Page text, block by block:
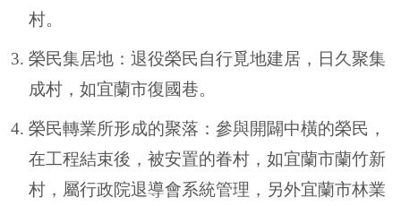
村。
榮民集居地：退役榮民自行覓地建居，日久聚集
成村，如宜蘭市復國巷。
榮民轉業所形成的聚落：參與開闢中橫的榮民，
在工程結束後，被安置的眷村，如宜蘭市蘭竹新
村，屬行政院退導會系統管理，另外宜蘭市林業